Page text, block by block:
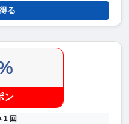
る
ン
1 回